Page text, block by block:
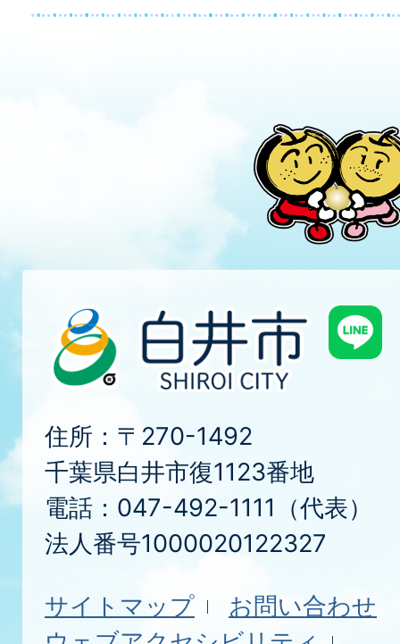
住所：〒270-1492
千葉県白井市復1123番地
電話：047-492-1111（代表）
法人番号1000020122327
サイトマップ
お問い合わせ